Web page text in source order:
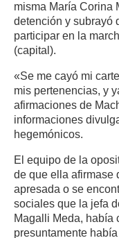
misma María Corina
detención y subrayó
participar en la
(capital).
«Se me cayó mi
mis pertenencias, y
afirmaciones de
informaciones
hegemónicos.
El equipo de la
de que ella afirmase
apresada o se
sociales que la jefa
Magalli Meda, había
presuntamente